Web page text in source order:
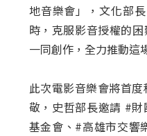
地音樂會」，文化部
時，克服影音授權的
一同創作，全力推動這
此次電影音樂會將首
敬，史哲部長邀請 #
基金會、#高雄市交響